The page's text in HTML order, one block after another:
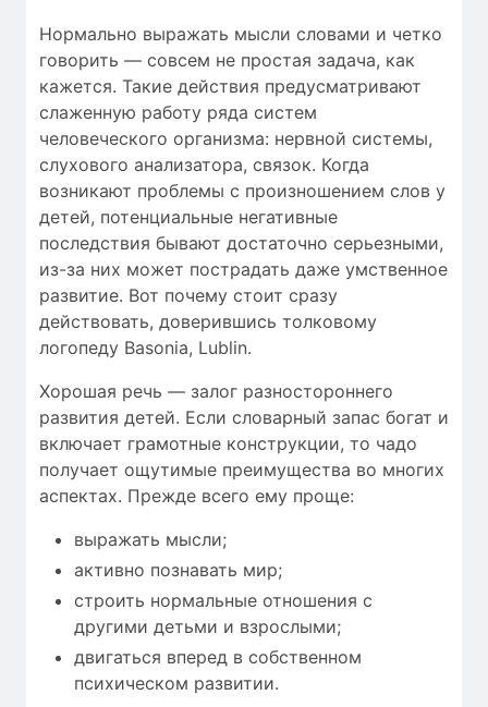
Нормально выражать мысли словами и четко
говорить — совсем не простая задача, как
кажется. Такие действия предусматривают
слаженную работу ряда систем
человеческого организма: нервной системы,
слухового анализатора, связок. Когда
возникают проблемы c произношением слов у
детей, потенциальные негативные
последствия бывают достаточно серьезными,
из-за них может пострадать даже умственное
развитие. Вот почему стоит сразу
действовать, доверившись толковому
логопеду Basonia, Lublin.
Хорошая речь — залог разностороннего
развития детей. Если словарный запас богат и
включает грамотные конструкции, то чадо
получает ощутимые преимущества во многих
аспектах. Прежде всего ему проще:
выражать мысли;
активно познавать мир;
строить нормальные отношения с
другими детьми и взрослыми;
двигаться вперед в собственном
психическом развитии.